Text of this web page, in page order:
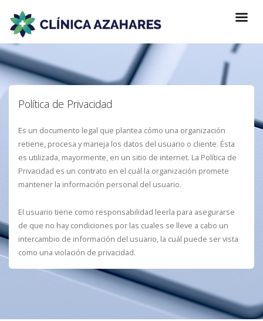
Política de Privacidad
Es un documento legal que plantea cómo una organización
retiene, procesa y maneja los datos del usuario o cliente. Ésta
es utilizada, mayormente, en un sitio de internet. La Política de
Privacidad es un contrato en el cuál la organización promete
mantener la información personal del usuario.
El usuario tiene como responsabilidad leerla para asegurarse
de que no hay condiciones por las cuales se lleve a cabo un
intercambio de información del usuario, la cuál puede ser vista
como una violación de privacidad.